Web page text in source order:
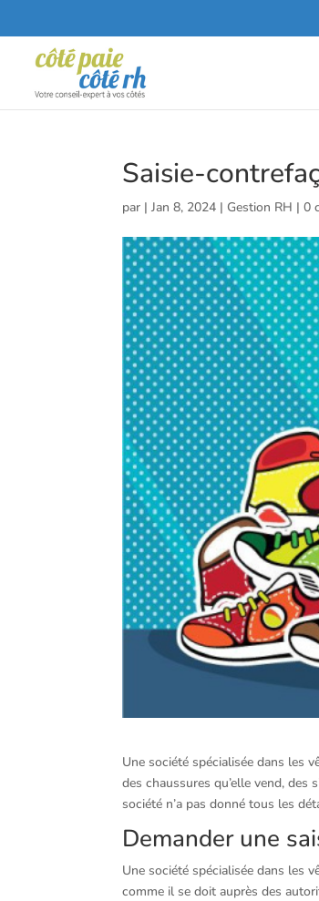
Saisie-
par |Jan 8, 2024 | Gestion RH |0
Une société spécialisée dans les
des chaussures qu’elle vend,
société n’a pas donné tous les
Demander une
Une société spécialisée dans les
comme il se doit auprès des